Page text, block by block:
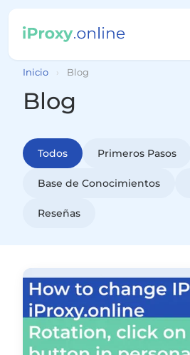
Inicio › Blog
Blog
Todos Primeros Pasos
Base de Conocimientos
Reseñas